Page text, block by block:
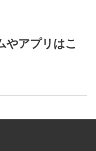
やアプリはこ